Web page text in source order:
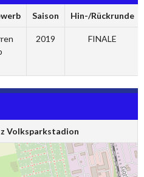
Saison Hin-/Rückrunde
2019 FINALE
Volksparkstadion